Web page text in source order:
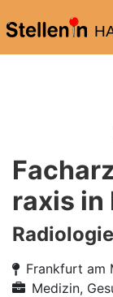
raxis in
Radiologie
Frankfurt am
Medizin,